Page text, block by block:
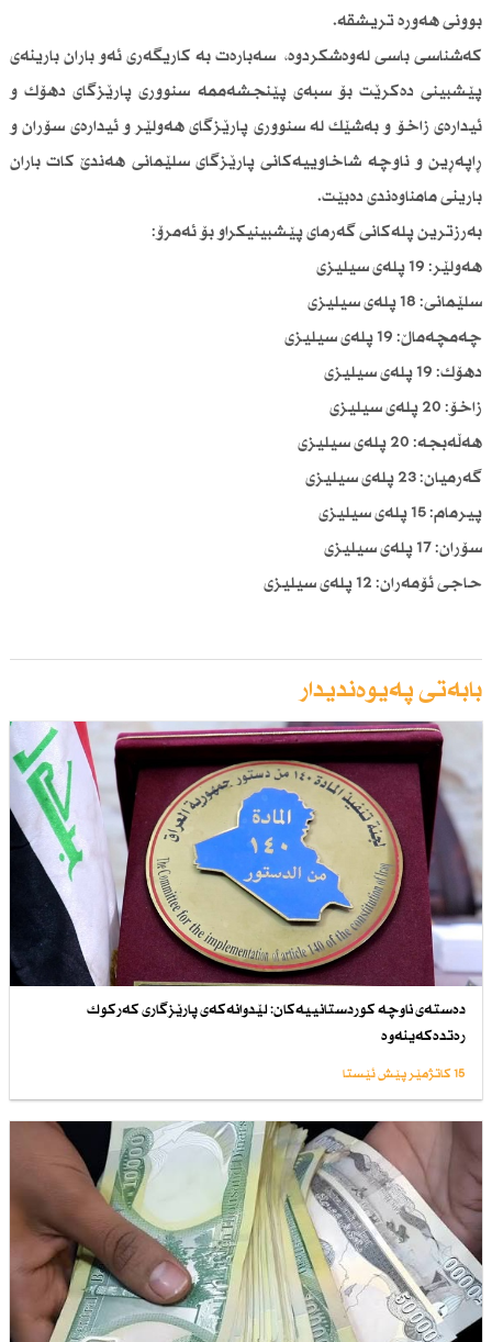
بوونی هەورە تریشقە.
كەشناسی باسی لەوەشكردوە، سەبارەت بە كاریگەری ئەو باران بارینەی
پێشبینی دەكرێت بۆ سبەی پێنجشەممە سنووری پارێزگای دهۆك و
ئیدارەی زاخۆ و بەشێك لە سنووری پارێزگای هەولێر و ئیدارەی سۆران و
ڕاپەڕین و ناوچە شاخاوییەكانی پارێزگای سلێمانی هەندێ كات باران
بارینی مامناوەندی دەبێت.
بەرزترین پلەكانی گەرمای پێشبینیكراو بۆ ئەمرۆ:
هەولێر: 19 پلەی سیلیزی
سلێمانی: 18 پلەی سیلیزی
چەمچەماڵ: 19 پلەی سیلیزی
دهۆك: 19 پلەی سیلیزی
زاخۆ: 20 پلەی سیلیزی
هەڵەبجە: 20 پلەی سیلیزی
گەرمیان: 23 پلەی سیلیزی
پیرمام: 15 پلەی سیلیزی
سۆران: 17 پلەی سیلیزی
حاجی ئۆمەران: 12 پلەی سیلیزی
بابەتی پەیوەندیدار
دەستەی ناوچە كوردستانییەكان: لێدوانەكەی پارێزگاری كەركوك
رەتدەكەینەوە
15 کاتژمێر پێش ئێستا